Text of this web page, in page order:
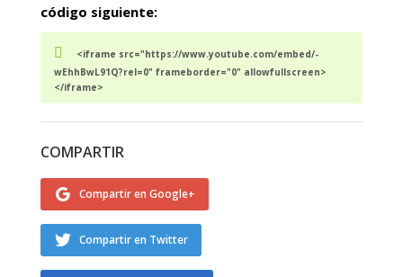
código siguiente:
<iframe src="https://www.youtube.com/embed/-
wEhhBwL91Q?rel=0" frameborder="0" allowfullscreen>
</iframe>
COMPARTIR
Compartir en Google+
Compartir en Twitter